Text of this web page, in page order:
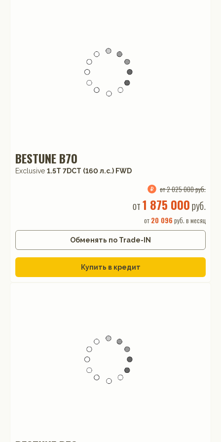
BESTUNE B70
Exclusive 1.5T 7DCT (160 л.с.) FWD
от 2 025 000 руб.
от1 875 000руб.
от20 096 руб. в месяц
Обменять по Trade-IN
Купить в кредит